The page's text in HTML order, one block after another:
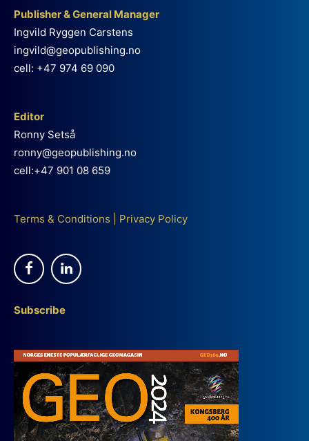
Publisher & General Manager
Ingvild Ryggen Carstens
ingvild@geopublishing.no
cell: +47 974 69 090
Editor
Ronny Setså
ronny@geopublishing.no
cell:+47 901 08 659
Terms & Conditions Privacy Policy
Subscribe